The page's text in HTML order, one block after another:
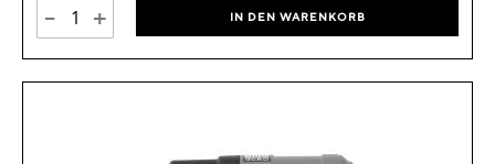
- + IN DEN WARENKORB